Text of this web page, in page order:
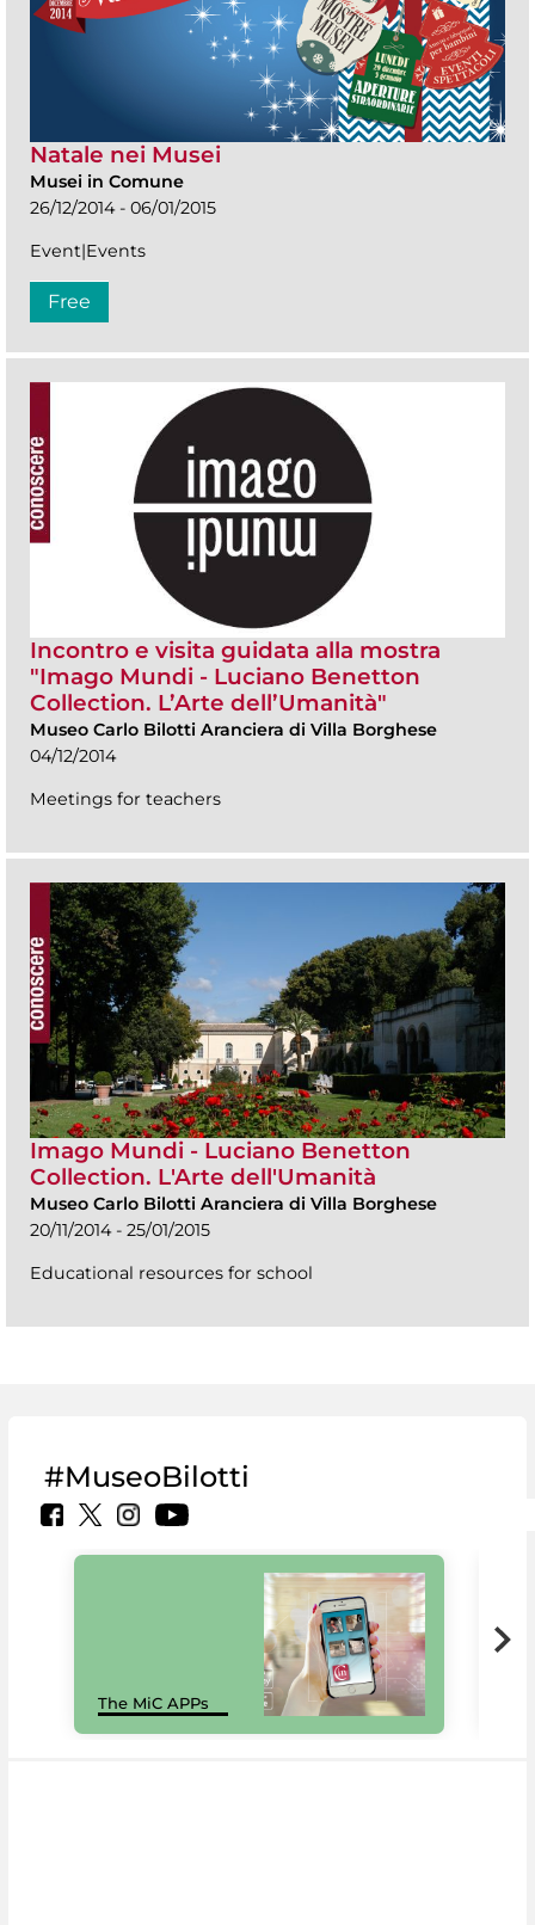
Natale nei Musei
Musei in Comune
26/12/2014 - 06/01/2015
Event|Events
Free
Incontro e visita guidata alla mostra
"Imago Mundi - Luciano Benetton
Collection. L’Arte dell’Umanità"
Museo Carlo Bilotti Aranciera di Villa Borghese
04/12/2014
Meetings for teachers
Imago Mundi - Luciano Benetton
Collection. L'Arte dell'Umanità
Museo Carlo Bilotti Aranciera di Villa Borghese
20/11/2014 - 25/01/2015
Educational resources for school
#MuseoBilotti
The MiC APPs